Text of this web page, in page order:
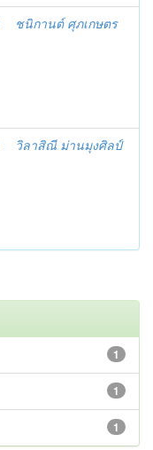
ชนิกานต์ ศุภเกษตร
วิลาสิณี ม่านมุงศิลป์
1
1
1